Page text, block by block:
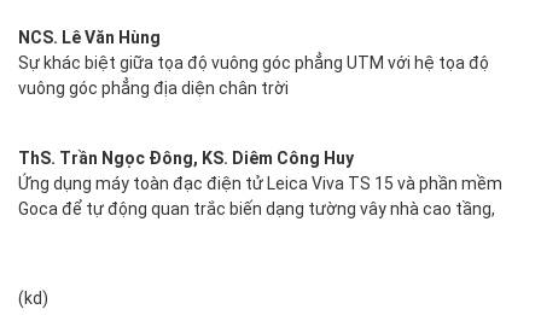
NCS. Lê Văn Hùng
Sự khác biệt giữa tọa độ vuông góc phẳng UTM với hệ tọa độ
vuông góc phẳng địa diện chân trời
ThS. Trần Ngọc Đông, KS. Diêm Công Huy
Ứng dụng máy toàn đạc điện tử Leica Viva TS 15 và phần mềm
Goca để tự động quan trắc biến dạng tường vây nhà cao tầng,
(kd)